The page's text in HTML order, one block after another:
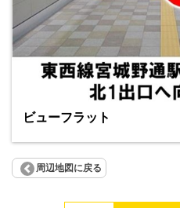
ビューフラット
周辺地図に戻る